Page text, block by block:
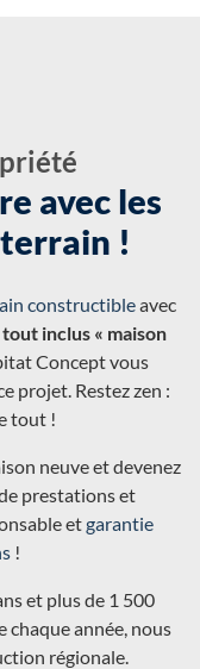
avec les
!
constructibleavec
inclus « maison
Concept vous
projet. Restez zen :
tout !
neuve et devenez
prestations et
etgarantie
!
et plus de 1 500
année, nous
régionale.